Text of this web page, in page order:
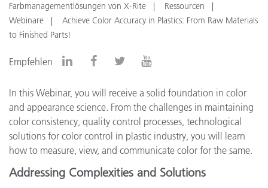
Farbmanagementlösungen von X-Rite
Ressourcen
Webinare
Achieve Color Accuracy in Plastics: From Raw Materials
to Finished Parts!
Empfehlen
In this Webinar, you will receive a solid foundation in color
and appearance science. From the challenges in maintaining
color consistency, quality control processes, technological
solutions for color control in plastic industry, you will learn
how to measure, view, and communicate color for the same.
Addressing Complexities and Solutions